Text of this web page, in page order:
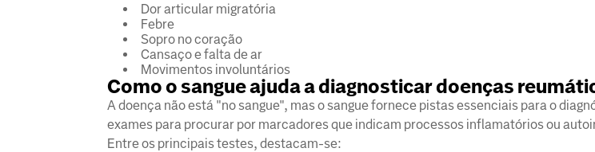
Dor articular migratória
Febre
Sopro no coração
Cansaço e falta de ar
Movimentos involuntários
Como o sangue ajuda a diagnosticar doenças
A doença não está "no sangue", mas o sangue fornece pistas essenciais para o
exames para procurar por marcadores que indicam processos inflamatórios ou
Entre os principais testes, destacam-se: